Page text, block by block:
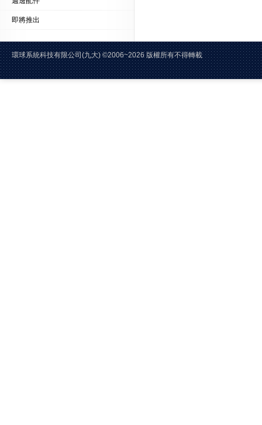
即將推出
環球系統科技有限公司(九大) ©2006~2026 版權所有不得轉載
電話:02-